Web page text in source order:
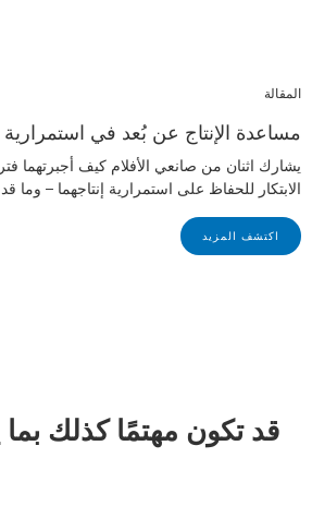
المقالة
مساعدة الإنتاج عن بُعد في
يشارك اثنان من صانعي الأفلام كيف أجبرتهما
الابتكار للحفاظ على استمرارية إنتاجهما – وما
اكتشف المزيد
قد تكون مهتمًا كذلك بما